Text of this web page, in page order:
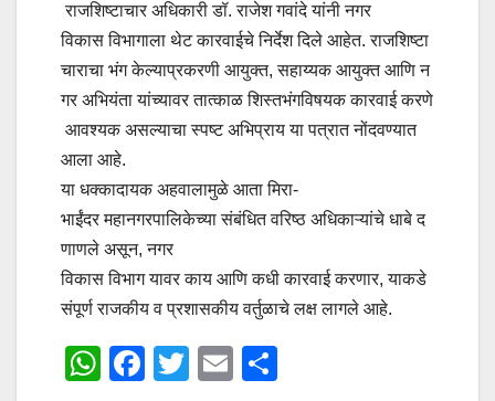
राजशिष्टाचार अधिकारी डॉ. राजेश गवांदे यांनी नगर
विकास विभागाला थेट कारवाईचे निर्देश दिले आहेत. राजशिष्टा
चाराचा भंग केल्याप्रकरणी आयुक्त, सहाय्यक आयुक्त आणि न
गर अभियंता यांच्यावर तात्काळ शिस्तभंगविषयक कारवाई करणे
आवश्यक असल्याचा स्पष्ट अभिप्राय या पत्रात नोंदवण्यात
आला आहे.
या धक्कादायक अहवालामुळे आता मिरा-
भाईंदर महानगरपालिकेच्या संबंधित वरिष्ठ अधिकाऱ्यांचे धाबे द
णाणले असून, नगर
विकास विभाग यावर काय आणि कधी कारवाई करणार, याकडे
संपूर्ण राजकीय व प्रशासकीय वर्तुळाचे लक्ष लागले आहे.
W
F
T
E